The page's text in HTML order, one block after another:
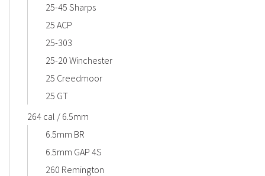
25-45 Sharps
25 ACP
25-303
25-20 Winchester
25 Creedmoor
25 GT
264 cal / 6.5mm
6.5mm BR
6.5mm GAP 4S
260 Remington